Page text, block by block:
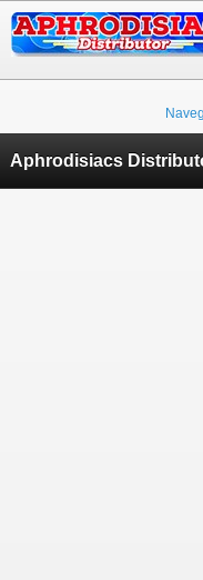
Aphrodisiacs